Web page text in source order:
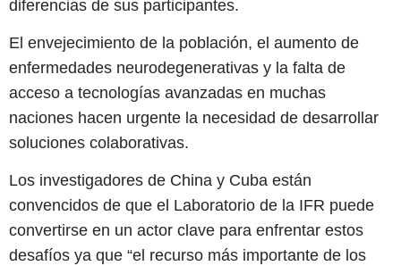
diferencias de sus participantes.
El envejecimiento de la población, el aumento de
enfermedades neurodegenerativas y la falta de
acceso a tecnologías avanzadas en muchas
naciones hacen urgente la necesidad de desarrollar
soluciones colaborativas.
Los investigadores de China y Cuba están
convencidos de que el Laboratorio de la IFR puede
convertirse en un actor clave para enfrentar estos
desafíos ya que “el recurso más importante de los